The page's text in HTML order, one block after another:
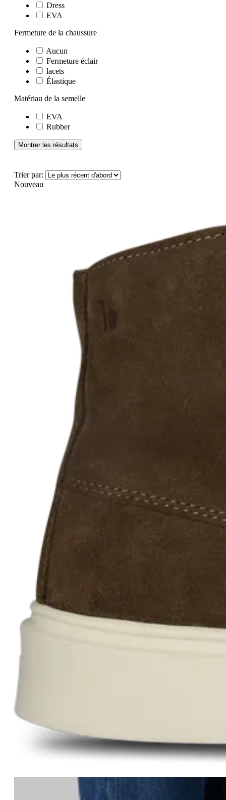
Dress
EVA
Fermeture de la chaussure
Aucun
Fermeture éclair
lacets
Élastique
Matériau de la semelle
EVA
Rubber
Montrer les résultats
Trier par:
Nouveau